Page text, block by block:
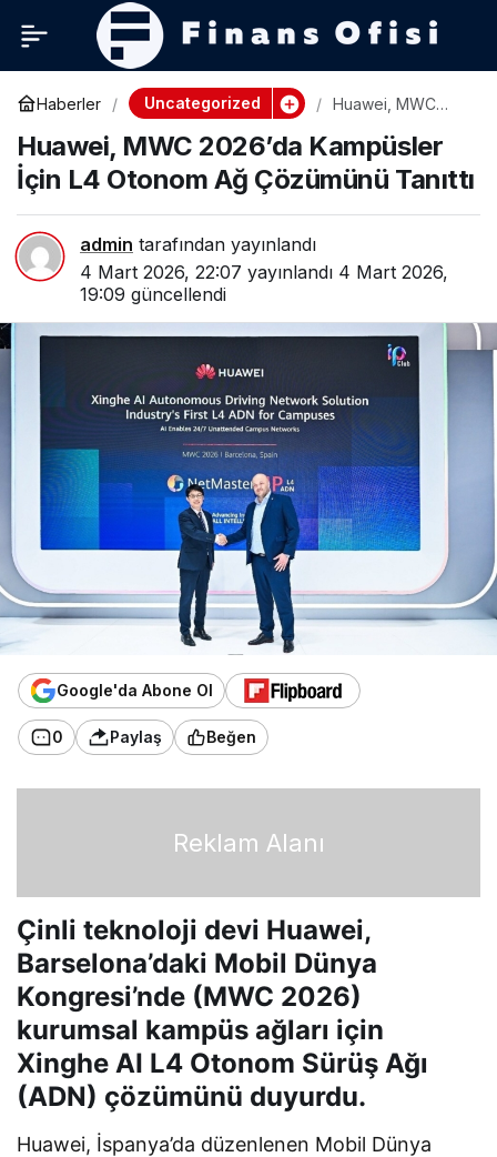
Haberler Uncategorized
Huawei, MWC
Kampüsler İçin L4
Otonom Ağ
Çözümünü Tanıttı
Huawei, MWC 2026’da Kampüsler
İçin L4 Otonom Ağ Çözümünü Tanıttı
admin tarafından yayınlandı
4 Mart 2026, 22:07 yayınlandı 4 Mart 2026,
19:09 güncellendi
Google'da Abone Ol
0 Paylaş Beğen
Reklam Alanı
Çinli teknoloji devi Huawei,
Barselona’daki Mobil Dünya
Kongresi’nde (MWC 2026)
kurumsal kampüs ağları için
Xinghe AI L4 Otonom Sürüş Ağı
(ADN) çözümünü duyurdu.
Huawei, İspanya’da düzenlenen Mobil Dünya